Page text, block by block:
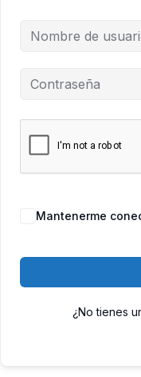
Mantenerme
¿No tienes